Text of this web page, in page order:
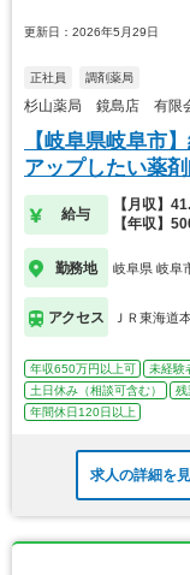
更新日：2026年5月29日
正社員 調剤薬局
杉山薬局 鏡島店 有限
【岐阜県岐阜市
アップしたい薬
給与
【月収】
【年収】
勤務地 岐阜県 岐阜
アクセス ＪＲ東海道
年収650万円以上可 未経験
土日休み（相談可含む）
残
年間休日120日以上
求人の詳細を